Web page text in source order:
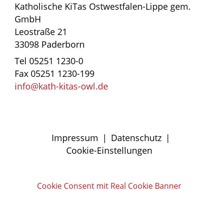
Katholische KiTas Ostwestfalen-Lippe gem.
GmbH
Leostraße 21
33098 Paderborn
Tel 05251 1230-0
Fax 05251 1230-199
info@kath-kitas-owl.de
Impressum | Datenschutz |
Cookie-Einstellungen
Cookie Consent mit Real Cookie Banner